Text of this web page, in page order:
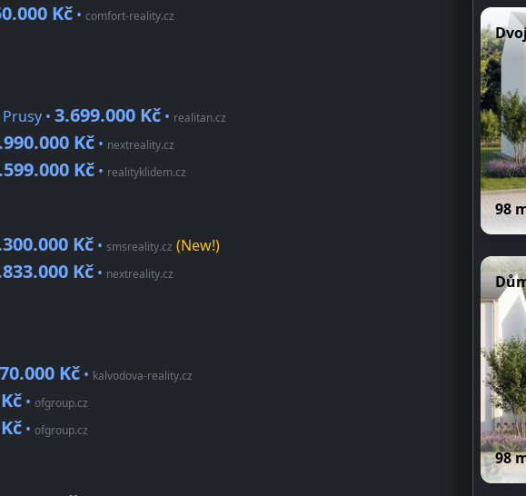
Kč • comfort-reality.cz
• 3.699.000 Kč • realitan.cz
Kč • nextreality.cz
Kč • realityklidem.cz
Kč • smsreality.cz (New!)
Kč • nextreality.cz
Kč • kalvodova-reality.cz
• ofgroup.cz
• ofgroup.cz